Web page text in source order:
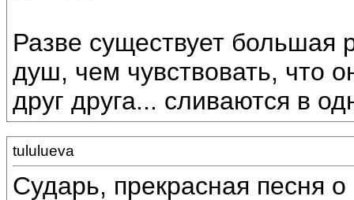
Разве существует большая
душ, чем чувствовать, что
друг друга... сливаются в
tululueva
Сударь, прекрасная песня